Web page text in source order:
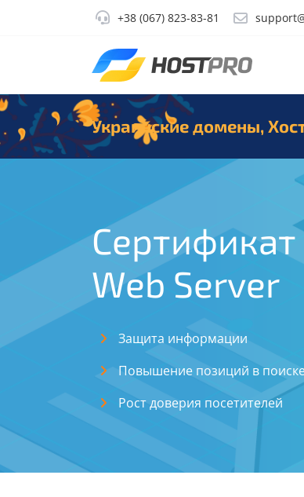
+38 (067) 823-83-81
Украинские домены,
Сертификат
Web Server
Защита информации
Повышение позиций в
Рост доверия посетителей